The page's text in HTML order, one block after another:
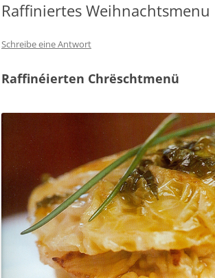
Raffiniertes Weihnachtsmenu
Schreibe eine Antwort
Raffinéierten Chrëschtmenü